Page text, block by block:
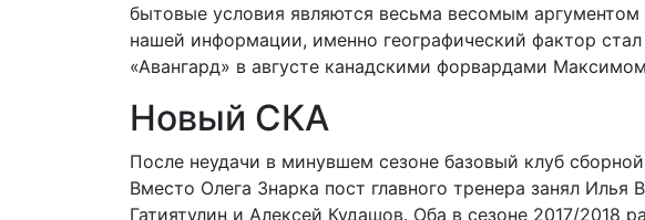
бытовые условия являются весьма весомым
нашей информации, именно географический фактор
«Авангард» в августе канадскими форвардами
Новый СКА
После неудачи в минувшем сезоне базовый клуб
Вместо Олега Знарка пост главного тренера занял
Гатиятулин и Алексей Кудашов. Оба в сезоне 2017/2018